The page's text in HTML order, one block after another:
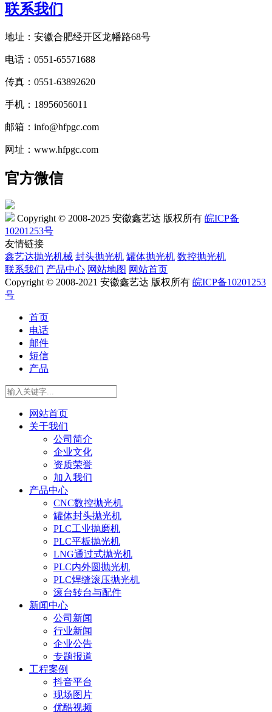
联系我们
地址：安徽合肥经开区龙幡路68号
电话：0551-65571688
传真：0551-63892620
手机：18956056011
邮箱：info@hfpgc.com
网址：www.hfpgc.com
官方微信
Copyright © 2008-2025 安徽鑫艺达 版权所有 皖ICP备
10201253号
友情链接
鑫艺达抛光机械 封头抛光机 罐体抛光机 数控抛光机
联系我们 产品中心 网站地图 网站首页
Copyright © 2008-2021 安徽鑫艺达 版权所有 皖ICP备10201253
号
首页
电话
邮件
短信
产品
网站首页
关于我们
公司简介
企业文化
资质荣誉
加入我们
产品中心
CNC数控抛光机
罐体封头抛光机
PLC工业抛磨机
PLC平板抛光机
LNG通过式抛光机
PLC内外圆抛光机
PLC焊缝滚压抛光机
滚台转台与配件
新闻中心
公司新闻
行业新闻
企业公告
专题报道
工程案例
抖音平台
现场图片
优酷视频